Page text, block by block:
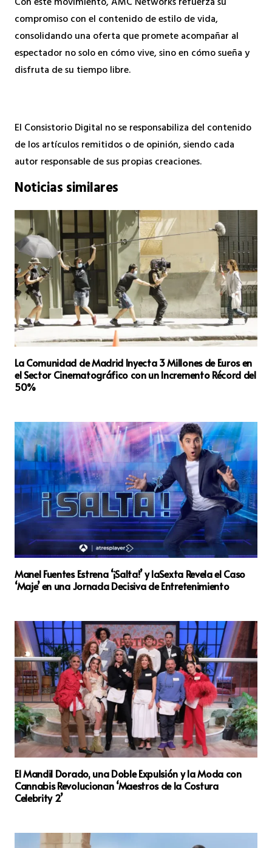
compromiso con el contenido de estilo de vida,
consolidando una oferta que promete acompañar al
espectador no solo en cómo vive, sino en cómo sueña y
disfruta de su tiempo libre.
El Consistorio Digital no se responsabiliza del contenido
de los artículos remitidos o de opinión, siendo cada
autor responsable de sus propias creaciones.
Noticias similares
La Comunidad de Madrid Inyecta 3 Millones de Euros en
el Sector Cinematográfico con un Incremento Récord del
50%
Manel Fuentes Estrena ‘¡Salta!’ y laSexta Revela el Caso
‘Maje’ en una Jornada Decisiva de Entretenimiento
El Mandil Dorado, una Doble Expulsión y la Moda con
Cannabis Revolucionan ‘Maestros de la Costura
Celebrity 2’